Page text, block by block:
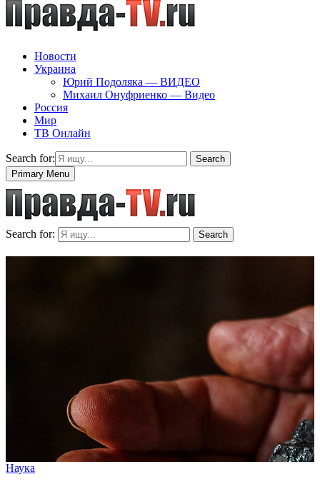
Новости
Украина
Юрий Подоляка — ВИДЕО
Михаил Онуфриенко — Видео
Россия
Мир
ТВ Онлайн
Search for:
Search
Primary Menu
Search for: Search
Наука